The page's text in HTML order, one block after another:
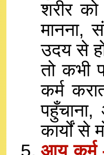
शरीर
मानना,
उदय से
तो कभी
कर्म
कार्यों से
आयु कर्म